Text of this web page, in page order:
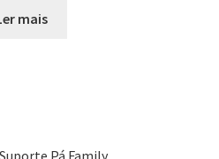
mais
Pá Family